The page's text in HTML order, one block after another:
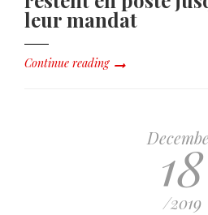
leur mandat
Continue reading
18
/2019